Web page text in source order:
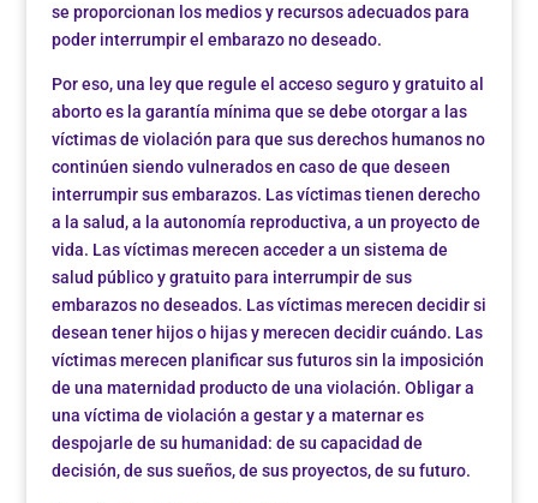
se proporcionan los medios y recursos adecuados para
poder interrumpir el embarazo no deseado.
Por eso, una ley que regule el acceso seguro y gratuito al
aborto es la garantía mínima que se debe otorgar a las
víctimas de violación para que sus derechos humanos no
continúen siendo vulnerados en caso de que deseen
interrumpir sus embarazos. Las víctimas tienen derecho
a la salud, a la autonomía reproductiva, a un proyecto de
vida. Las víctimas merecen acceder a un sistema de
salud público y gratuito para interrumpir de sus
embarazos no deseados. Las víctimas merecen decidir si
desean tener hijos o hijas y merecen decidir cuándo. Las
víctimas merecen planificar sus futuros sin la imposición
de una maternidad producto de una violación. Obligar a
una víctima de violación a gestar y a maternar es
despojarle de su humanidad: de su capacidad de
decisión, de sus sueños, de sus proyectos, de su futuro.